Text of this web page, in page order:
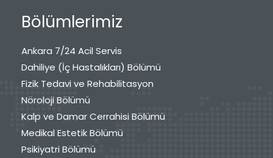
Bölümlerimiz
Ankara 7/24 Acil Servis
Dahiliye (İç Hastalıkları) Bölümü
Fizik Tedavi ve Rehabilitasyon
Nöroloji Bölümü
Kalp ve Damar Cerrahisi Bölümü
Medikal Estetik Bölümü
Psikiyatri Bölümü